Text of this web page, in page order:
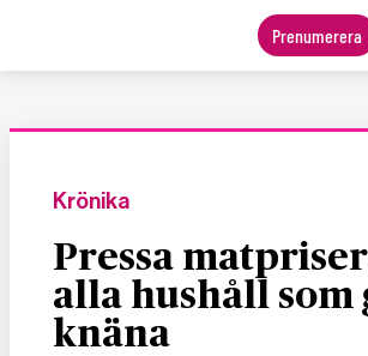
Prenumerera
Krönika
Pressa
alla hushåll som
knäna